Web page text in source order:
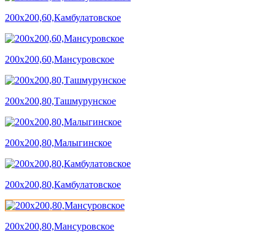
200х200,60,Камбулатовское
200х200,60,Мансуровское
200х200,80,Ташмурунское
200х200,80,Малыгинское
200х200,80,Камбулатовское
200х200,80,Мансуровское